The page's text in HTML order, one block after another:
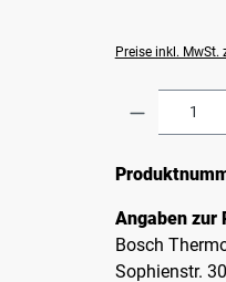
Preise inkl. MwSt.
Angaben zur
Bosch
Sophienstr.